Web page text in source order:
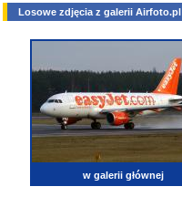
Losowe zdjęcia z galerii Airfoto.pl
w galerii głównej